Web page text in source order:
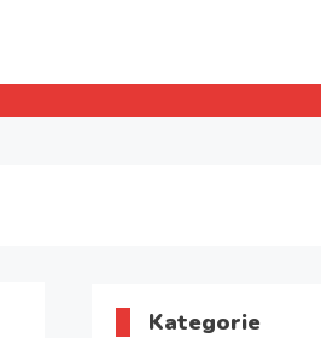
Kategorie